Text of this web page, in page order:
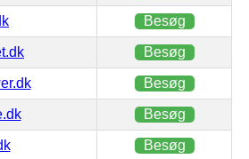
Besøg
Besøg
Besøg
Besøg
Besøg